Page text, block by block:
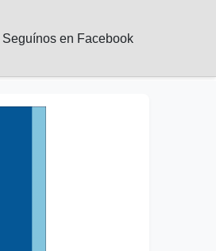
Seguínos en Facebook